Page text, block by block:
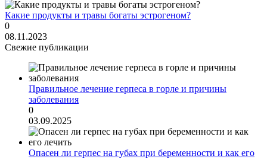
Какие продукты и травы богаты эстрогеном?
0
08.11.2023
Свежие публикации
Правильное лечение герпеса в горле и причины
заболевания
0
03.09.2025
Опасен ли герпес на губах при беременности и как его